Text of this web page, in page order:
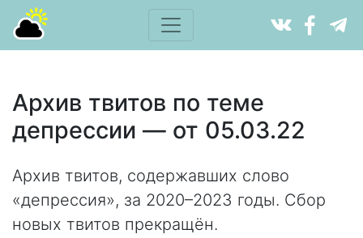
Архив твитов по теме
депрессии — от 05.03.22
Архив твитов, содержавших слово
«депрессия», за 2020–2023 годы. Сбор
новых твитов прекращён.